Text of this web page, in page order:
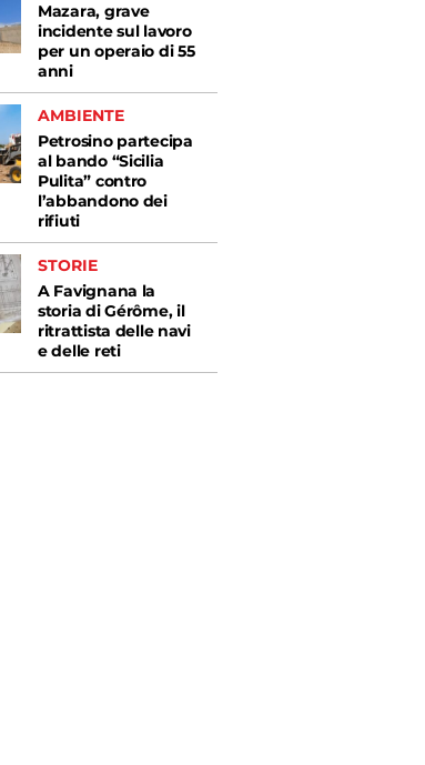
Mazara, grave
incidente sul lavoro
per un operaio di 55
anni
AMBIENTE
Petrosino partecipa
al bando “Sicilia
Pulita” contro
l’abbandono dei
rifiuti
STORIE
A Favignana la
storia di Gérôme, il
ritrattista delle navi
e delle reti